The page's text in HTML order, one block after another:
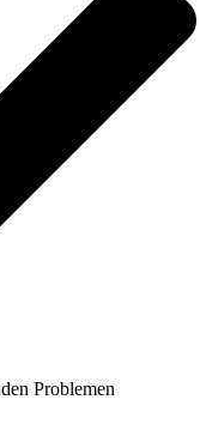
Problemen